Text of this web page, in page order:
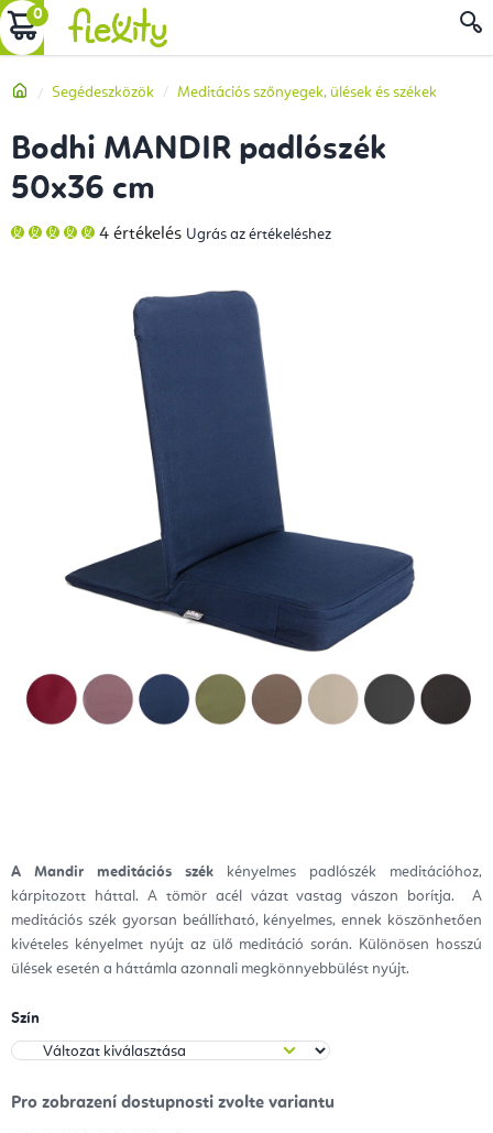
Ugrás
a
tartalomhoz
KOSÁR
Kezdőlap
Segédeszközök Meditációs szőnyegek, ülések és székek
A Mandir meditációs szék kényelmes padlószék meditációhoz,
kárpitozott háttal. A tömör acél vázat vastag vászon borítja.
A
meditációs szék gyorsan beállítható, kényelmes, ennek köszönhetően
kivételes kényelmet nyújt az ülő meditáció során. Különösen hosszú
ülések esetén a háttámla azonnali megkönnyebbülést nyújt.
Szín
Bodhi MANDIR padlószék
50x36 cm
A
termék
csillag.
4 értékelés Ugrás az értékeléshez